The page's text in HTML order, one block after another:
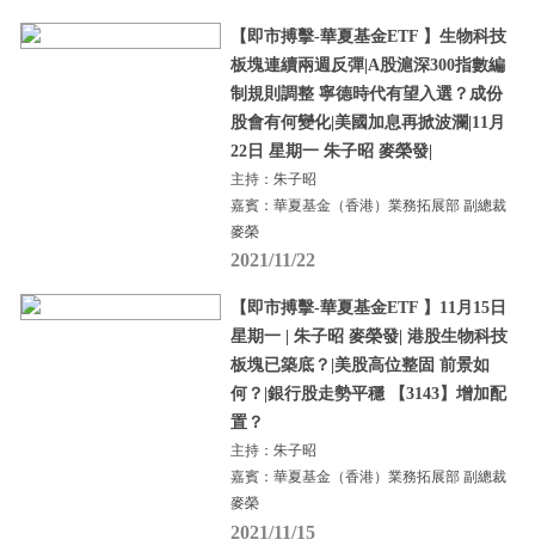
【即市搏擊-華夏基金ETF 】生物科技
板塊連續兩週反彈|A股滬深300指數編
制規則調整 寧德時代有望入選？成份
股會有何變化|美國加息再掀波瀾|11月
22日 星期一 朱子昭 麥榮發|
主持：朱子昭
嘉賓：華夏基金（香港）業務拓展部 副總裁
麥榮
2021/11/22
【即市搏擊-華夏基金ETF 】11月15日
星期一 | 朱子昭 麥榮發| 港股生物科技
板塊已築底？|美股高位整固 前景如
何？|銀行股走勢平穩 【3143】增加配
置？
主持：朱子昭
嘉賓：華夏基金（香港）業務拓展部 副總裁
麥榮
2021/11/15